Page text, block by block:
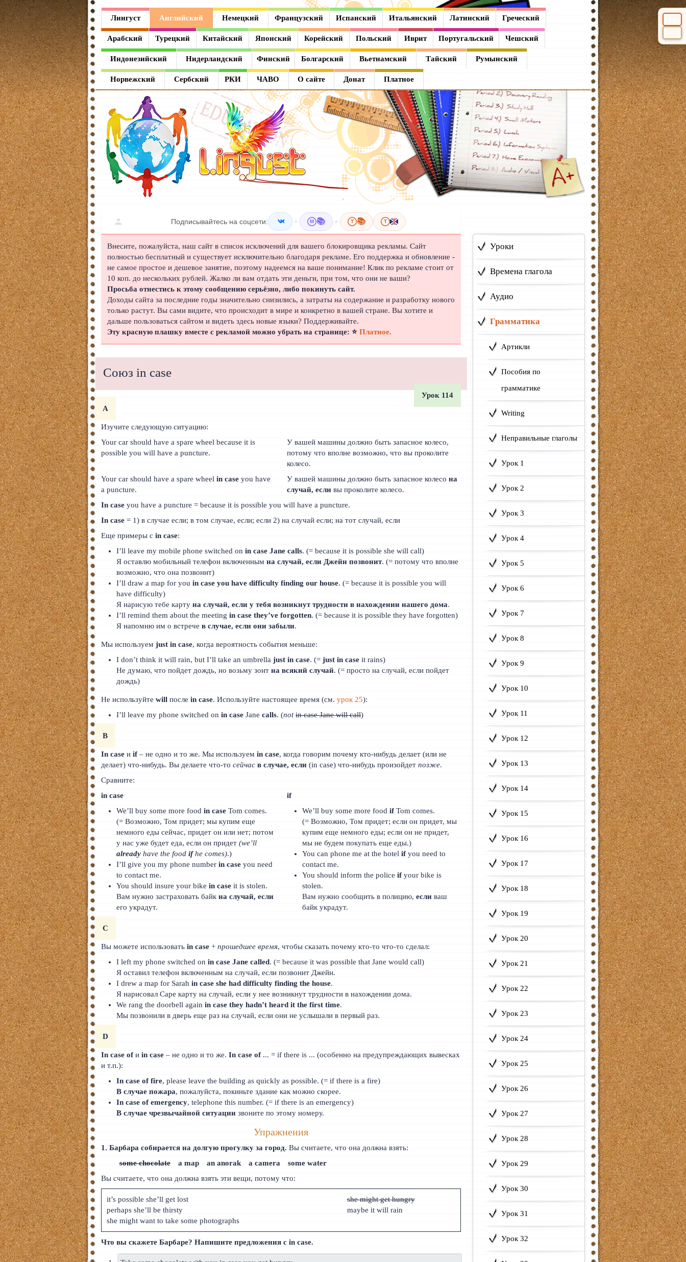
Лингуст Английский Немецкий Французский Испанский Итальянский Латинский Греческий
Арабский Турецкий Китайский Японский Корейский Польский Иврит Португальский Чешский
Индонезийский Нидерландский Финский Болгарский Вьетнамский Тайский Румынский
Норвежский Сербский РКИ ЧАВО О сайте Донат Платное
Подписывайтесь на соцсети: • M 📚 • T 📚 T
Внесите, пожалуйста, наш сайт в список исключений для вашего блокировщика рекламы. Сайт
полностью бесплатный и существует исключительно благодаря рекламе. Его поддержка и обновление -
не самое простое и дешевое занятие, поэтому надеемся на ваше понимание! Клик по рекламе стоит от
10 коп. до нескольких рублей. Жалко ли вам отдать эти деньги, при том, что они не ваши?
Просьба отнестись к этому сообщению серьёзно, либо покинуть сайт.
Доходы сайта за последние годы значительно снизились, а затраты на содержание и разработку нового
только растут. Вы сами видите, что происходит в мире и конкретно в вашей стране. Вы хотите и
дальше пользоваться сайтом и видеть здесь новые языки? Поддерживайте.
Эту красную плашку вместе с рекламой можно убрать на странице: ⭐Платное.
Союз in case
Урок 114
A
Изучите следующую ситуацию:
Your car should have a spare wheel because it is
possible you will have a puncture.
У вашей машины должно быть запасное колесо,
потому что вполне возможно, что вы проколите
колесо.
Your car should have a spare wheelin case you have
a puncture.
У вашей машины должно быть запасное колесо на
случай, если вы проколите колесо.
In case you have a puncture = because it is possible you will have a puncture.
In case = 1) в случае если; в том случае, если; если 2) на случай если; на тот случай, если
Еще примеры сin case:
I’ll leave my mobile phone switched onin case Jane calls. (= because it is possible she will call)
Я оставлю мобильный телефон включеннымна случай, если Джейн позвонит. (= потому что вполне
возможно, что она позвонит)
I’ll draw a map for youin case you have difficulty finding our house. (= because it is possible you will
have difficulty)
Я нарисую тебе картуна случай, если у тебя возникнут трудности в нахождении нашего дома.
I’ll remind them about the meetingin case they’ve forgotten. (= because it is possible they have forgotten)
Я напомню им о встречев случае, если они забыли.
Мы используемjust in case, когда вероятность события меньше:
I don’t think it will rain, but I’ll take an umbrellajust in case. (=just in case it rains)
Не думаю, что пойдет дождь, но возьму зонтна всякий случай. (= просто на случай, если пойдет
дождь)
Не используйтеwill послеin case. Используйте настоящее время (см.урок 25):
I’ll leave my phone switched onin case Janecalls. (not in case Jane will call)
B
In case иif– не одно и то же. Мы используемin case, когда говорим почему кто-нибудь делает (или не
делает) что-нибудь. Вы делаете что-тосейчас в случае, если (in case) что-нибудь произойдетпозже.
Сравните:
in case
if
We’ll buy some more foodin case Tom comes.
(= Возможно, Том придет; мы купим еще
немного еды сейчас, придет он или нет; потом
у нас уже будет еда, если он придет(we’ll
already have the foodifhe comes).)
I’ll give you my phone numberin case you need
to contact me.
You should insure your bikein case it is stolen.
Вам нужно застраховать байкна случай, если
его украдут.
We’ll buy some more food ifTom comes.
(= Возможно, Том придет; если он придет, мы
купим еще немного еды; если он не придет,
мы не будем покупать еще еды.)
You can phone me at the hotel ifyou need to
contact me.
You should inform the police ifyour bike is
stolen.
Вам нужно сообщить в полицию, если ваш
байк украдут.
C
Вы можете использоватьin case +прошедшее время, чтобы сказать почему кто-то что-то сделал:
I left my phone switched onin case Jane called. (= because it was possible that Jane would call)
Я оставил телефон включенным на случай, если позвонит Джейн.
I drew a map for Sarahin case she had difficulty finding the house.
Я нарисовал Саре карту на случай, если у нее возникнут трудности в нахождении дома.
We rang the doorbell againin case they hadn’t heard it the first time.
Мы позвонили в дверь еще раз на случай, если они не услышали в первый раз.
D
In case ofиin case – не одно и то же.In case of... = if there is ... (особенно на предупреждающих вывесках
и т.п.):
In case of fire, please leave the building as quickly as possible. (= if there is a fire)
В случае пожара, пожалуйста, покиньте здание как можно скорее.
In case of emergency, telephone this number. (= if there is an emergency)
В случае чрезвычайной ситуации звоните по этому номеру.
Упражнения
1. Барбара собирается на долгую прогулку за город. Вы считаете, что она должна взять:
some chocolate
a map an anorak a camera
some water
Вы считаете, что она должна взять эти вещи, потому что:
it’s possible she’ll get lost
perhaps she’ll be thirsty
she might want to take some photographs
she might get hungry
maybe it will rain
Что вы скажете Барбаре? Напишите предложения с in case.
Уроки
Времена глагола
Аудио
Грамматика
Артикли
Пособия по
грамматике
Writing
Неправильные глаголы
Урок 1
Урок 2
Урок 3
Урок 4
Урок 5
Урок 6
Урок 7
Урок 8
Урок 9
Урок 10
Урок 11
Урок 12
Урок 13
Урок 14
Урок 15
Урок 16
Урок 17
Урок 18
Урок 19
Урок 20
Урок 21
Урок 22
Урок 23
Урок 24
Урок 25
Урок 26
Урок 27
Урок 28
Урок 29
Урок 30
Урок 31
Урок 32
Лингуст
Английский
Немецкий
Французский
Испанский
Итальянский
Латинский
Греческий
Арабский
Турецкий
Китайский
Японский
Корейский
Польский
Иврит
Португальский
Чешский
Индонезийский
Нидерландский
Финский
Болгарский
Вьетнамский
Тайский
Румынский
Норвежский
Сербский
РКИ
ЧАВО
О сайте
Донат
Платное